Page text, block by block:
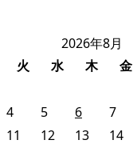
2026年8月
火 水 木 金
4 5 6 7
11 12 13 14